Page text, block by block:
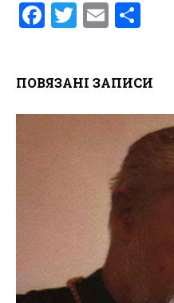
F
b
o
T
er
E
e
ПОВЯЗАНІ ЗАПИСИ